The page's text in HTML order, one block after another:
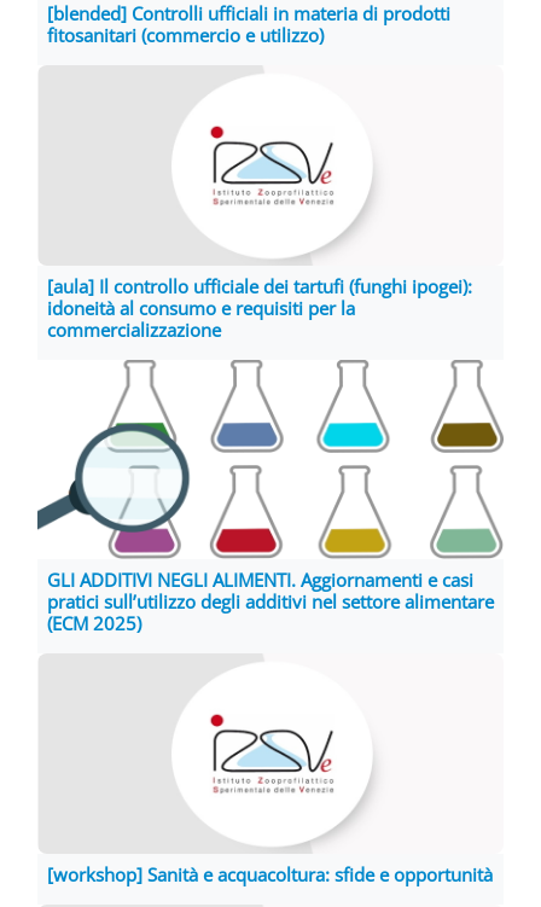
[blended] Controlli ufficiali in materia di prodotti
fitosanitari (commercio e utilizzo)
[aula] Il controllo ufficiale dei tartufi (funghi ipogei):
idoneità al consumo e requisiti per la
commercializzazione
GLI ADDITIVI NEGLI ALIMENTI. Aggiornamenti e casi
pratici sull’utilizzo degli additivi nel settore alimentare
(ECM 2025)
[workshop] Sanità e acquacoltura: sfide e opportunità